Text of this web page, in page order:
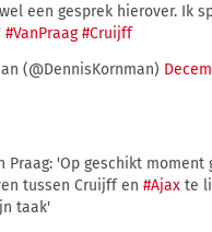
een gesprek hierover. Ik
#VanPraag #Cruijff
(@DennisKornman)
Praag: 'Op geschikt moment
tussen Cruijff en #Ajaxte
taak'